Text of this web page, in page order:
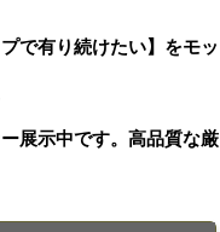
で有り続けたい】をモッ
展示中です。高品質な厳